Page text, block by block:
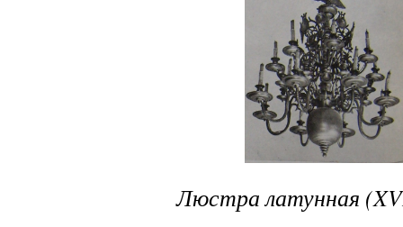
Люстра латунная (